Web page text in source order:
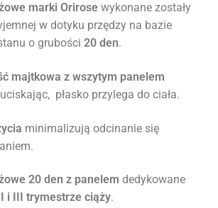
marki Orirose wykonane zostały
w dotyku przędzy na bazie
o grubości 20 den.
majtkowa z wszytym panelem
płasko przylega do ciała.
minimalizują odcinanie się
20 den z panelem dedykowane
i III trymestrze ciąży.